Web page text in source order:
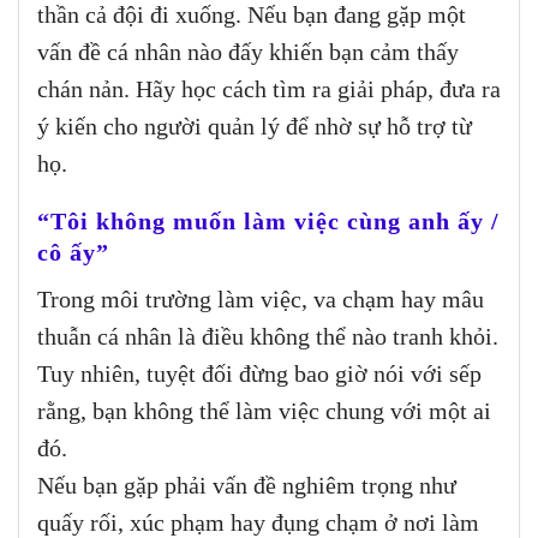
thần cả đội đi xuống. Nếu bạn đang gặp một
vấn đề cá nhân nào đấy khiến bạn cảm thấy
chán nản. Hãy học cách tìm ra giải pháp, đưa ra
ý kiến cho người quản lý để nhờ sự hỗ trợ từ
họ.
“Tôi không muốn làm việc cùng anh ấy /
cô ấy”
Trong môi trường làm việc, va chạm hay mâu
thuẫn cá nhân là điều không thể nào tranh khỏi.
Tuy nhiên, tuyệt đối đừng bao giờ nói với sếp
rằng, bạn không thể làm việc chung với một ai
đó.
Nếu bạn gặp phải vấn đề nghiêm trọng như
quấy rối, xúc phạm hay đụng chạm ở nơi làm